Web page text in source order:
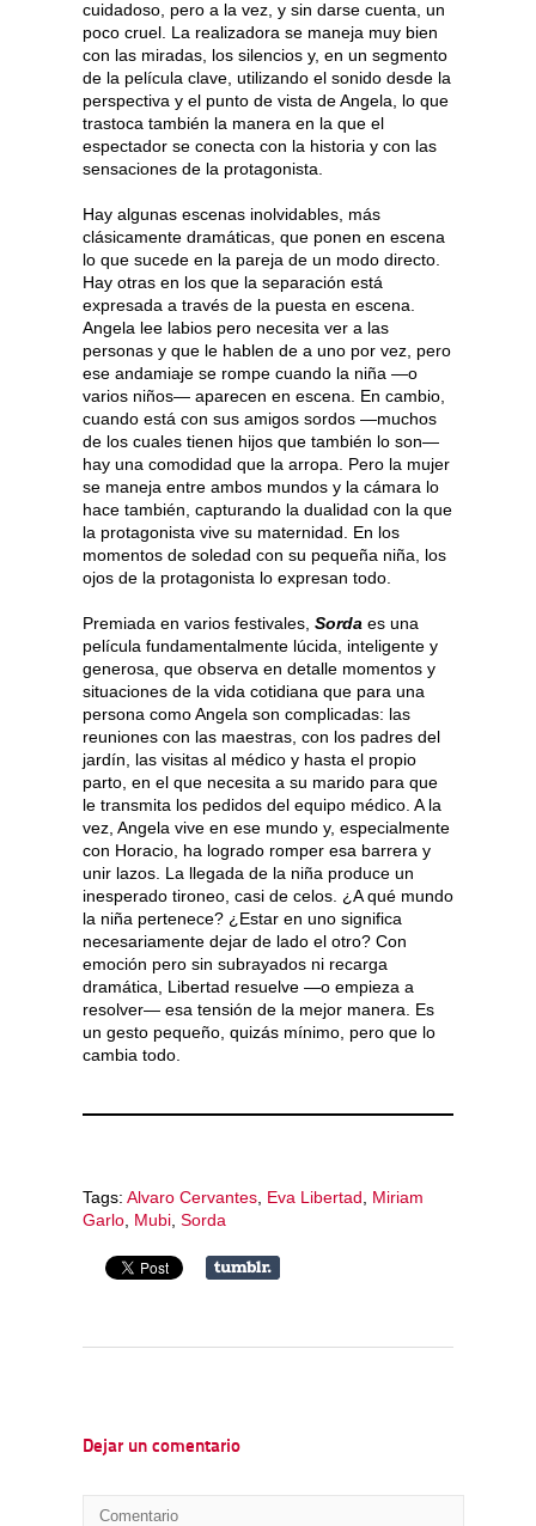
cuidadoso, pero a la vez, y sin darse cuenta, un
poco cruel. La realizadora se maneja muy bien
con las miradas, los silencios y, en un segmento
de la película clave, utilizando el sonido desde la
perspectiva y el punto de vista de Angela, lo que
trastoca también la manera en la que el
espectador se conecta con la historia y con las
sensaciones de la protagonista.
Hay algunas escenas inolvidables, más
clásicamente dramáticas, que ponen en escena
lo que sucede en la pareja de un modo directo.
Hay otras en los que la separación está
expresada a través de la puesta en escena.
Angela lee labios pero necesita ver a las
personas y que le hablen de a uno por vez, pero
ese andamiaje se rompe cuando la niña —o
varios niños— aparecen en escena. En cambio,
cuando está con sus amigos sordos —muchos
de los cuales tienen hijos que también lo son—
hay una comodidad que la arropa. Pero la mujer
se maneja entre ambos mundos y la cámara lo
hace también, capturando la dualidad con la que
la protagonista vive su maternidad. En los
momentos de soledad con su pequeña niña, los
ojos de la protagonista lo expresan todo.
Premiada en varios festivales, Sorda es una
película fundamentalmente lúcida, inteligente y
generosa, que observa en detalle momentos y
situaciones de la vida cotidiana que para una
persona como Angela son complicadas: las
reuniones con las maestras, con los padres del
jardín, las visitas al médico y hasta el propio
parto, en el que necesita a su marido para que
le transmita los pedidos del equipo médico. A la
vez, Angela vive en ese mundo y, especialmente
con Horacio, ha logrado romper esa barrera y
unir lazos. La llegada de la niña produce un
inesperado tironeo, casi de celos. ¿A qué mundo
la niña pertenece? ¿Estar en uno significa
necesariamente dejar de lado el otro? Con
emoción pero sin subrayados ni recarga
dramática, Libertad resuelve —o empieza a
resolver— esa tensión de la mejor manera. Es
un gesto pequeño, quizás mínimo, pero que lo
cambia todo.
Tags: Alvaro Cervantes Eva Libertad
Miriam
Garlo Mubi Sorda
Dejar un comentario